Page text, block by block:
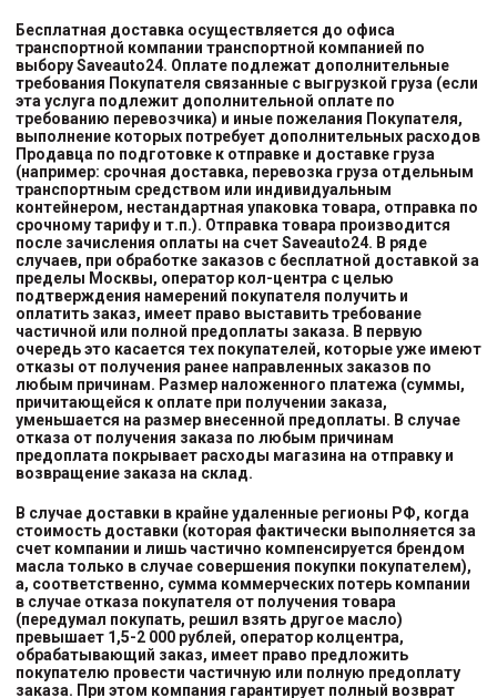
Бесплатная доставка осуществляется до офиса
транспортной компании транспортной компанией по
выборуSaveauto24. Оплате подлежат дополнительные
требования Покупателя связанные с выгрузкой груза (если
эта услуга подлежит дополнительной оплате по
требованию перевозчика) и иные пожелания Покупателя,
выполнение которых потребует дополнительных расходов
Продавца по подготовке к отправке и доставке груза
(например: срочная доставка, перевозка груза отдельным
транспортным средством или индивидуальным
контейнером, нестандартная упаковка товара, отправка по
срочному тарифу и т.п.). Отправка товара производится
после зачисления оплаты на счет Saveauto24. В ряде
случаев, при обработке заказов с бесплатной доставкой за
пределы Москвы, оператор кол-центра с целью
подтверждения намерений покупателя получить и
оплатить заказ, имеет право выставить требование
частичной или полной предоплаты заказа. В первую
очередь это касается тех покупателей, которые уже имеют
отказы от получения ранее направленных заказов по
любым причинам. Размер наложенного платежа (суммы,
причитающейся к оплате при получении заказа,
уменьшается на размер внесенной предоплаты. В случае
отказа от получения заказа по любым причинам
предоплата покрывает расходы магазина на отправку и
возвращение заказа на склад.
В случае доставки в крайне удаленные регионы РФ, когда
стоимость доставки (которая фактически выполняется за
счет компании и лишь частично компенсируется брендом
масла только в случае совершения покупки покупателем),
а, соответственно, сумма коммерческих потерь компании
в случае отказа покупателя от получения товара
(передумал покупать, решил взять другое масло)
превышает 1,5-2 000 рублей, оператор колцентра,
обрабатывающий заказ, имеет право предложить
покупателю провести частичную или полную предоплату
заказа. При этом компания гарантирует полный возврат